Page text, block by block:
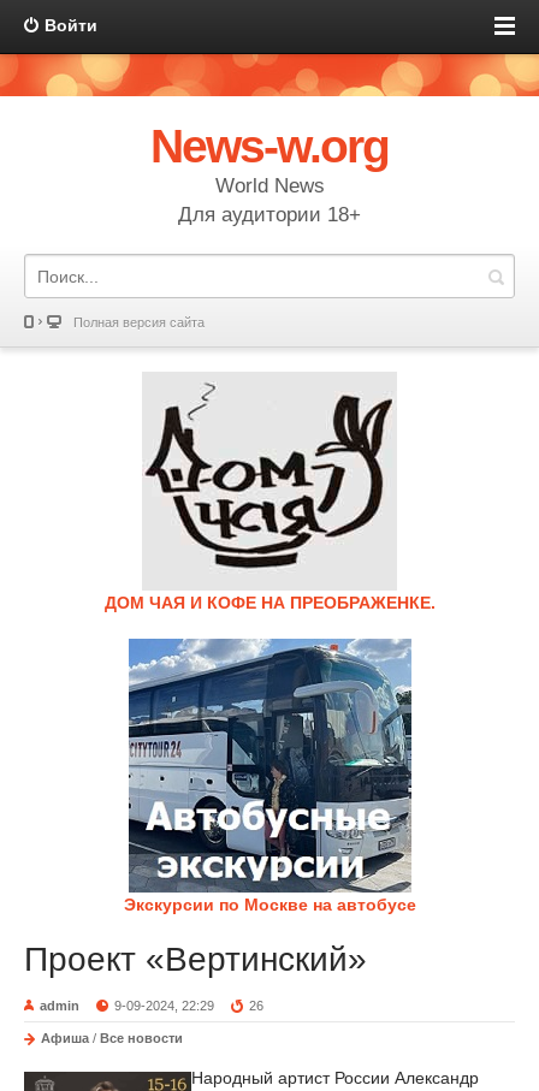
Войти
News-w.org
World News
Для аудитории 18+
Полная версия сайта
ДОМ ЧАЯ И КОФЕ НА ПРЕОБРАЖЕНКЕ.
Экскурсии по Москве на автобусе
Проект «Вертинский»
admin 9-09-2024, 22:29 26
Афиша / Все новости
Народный артист России Александр